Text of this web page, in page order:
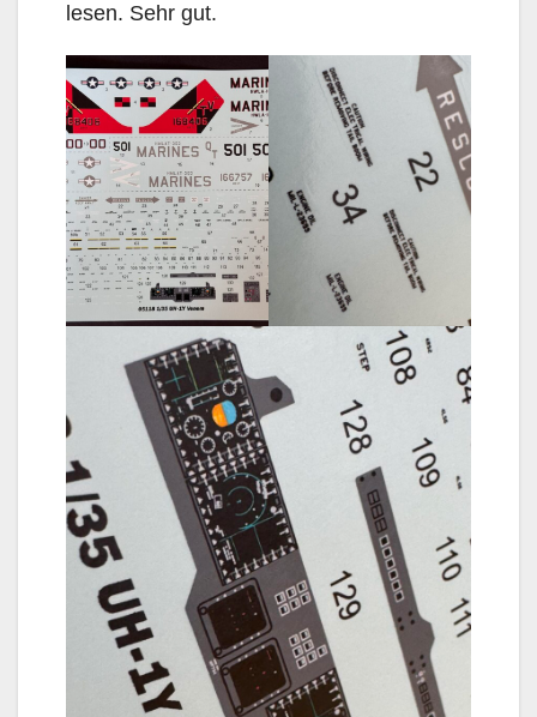
lesen. Sehr gut.